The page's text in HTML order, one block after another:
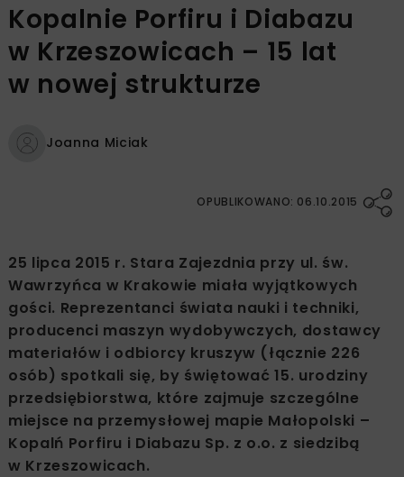
Kopalnie Porfiru i Diabazu
w Krzeszowicach – 15 lat
w nowej strukturze
Joanna Miciak
OPUBLIKOWANO: 06.10.2015
25 lipca 2015 r. Stara Zajezdnia przy ul. św.
Wawrzyńca w Krakowie miała wyjątkowych
gości. Reprezentanci świata nauki i techniki,
producenci maszyn wydobywczych, dostawcy
materiałów i odbiorcy kruszyw (łącznie 226
osób) spotkali się, by świętować 15. urodziny
przedsiębiorstwa, które zajmuje szczególne
miejsce na przemysłowej mapie Małopolski –
Kopalń Porfiru i Diabazu Sp. z o.o. z siedzibą
w Krzeszowicach.